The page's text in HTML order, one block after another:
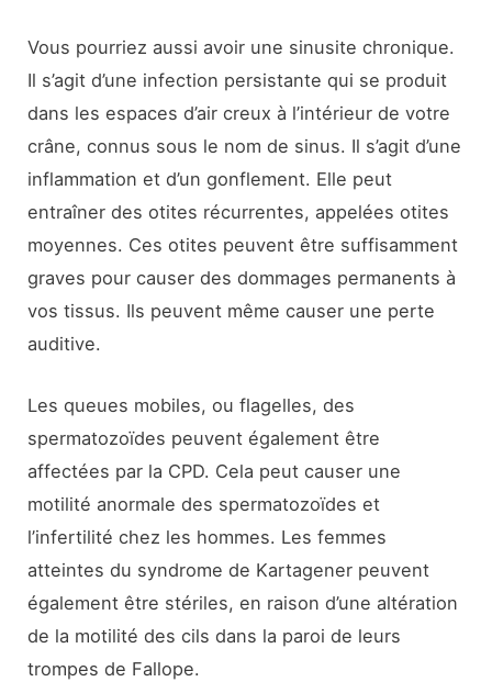
Vous pourriez aussi avoir une sinusite chronique.
Il s’agit d’une infection persistante qui se produit
dans les espaces d’air creux à l’intérieur de votre
crâne, connus sous le nom de sinus. Il s’agit d’une
inflammation et d’un gonflement. Elle peut
entraîner des otites récurrentes, appelées otites
moyennes. Ces otites peuvent être suffisamment
graves pour causer des dommages permanents à
vos tissus. Ils peuvent même causer une perte
auditive.
Les queues mobiles, ou flagelles, des
spermatozoïdes peuvent également être
affectées par la CPD. Cela peut causer une
motilité anormale des spermatozoïdes et
l’infertilité chez les hommes. Les femmes
atteintes du syndrome de Kartagener peuvent
également être stériles, en raison d’une altération
de la motilité des cils dans la paroi de leurs
trompes de Fallope.